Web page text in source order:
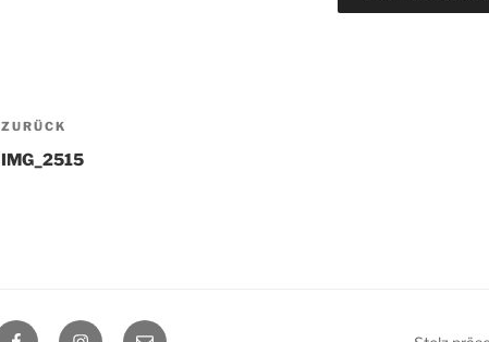
Beitragsnavigation
Vorheriger
Beitrag
ZURÜCK
IMG_2515
FacebookInstagram
E-